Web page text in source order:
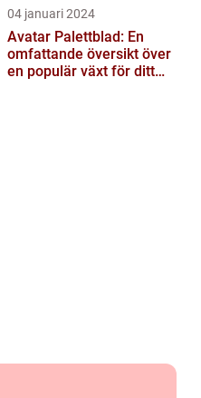
04 januari 2024
Avatar Palettblad: En
omfattande översikt över
en populär växt för ditt